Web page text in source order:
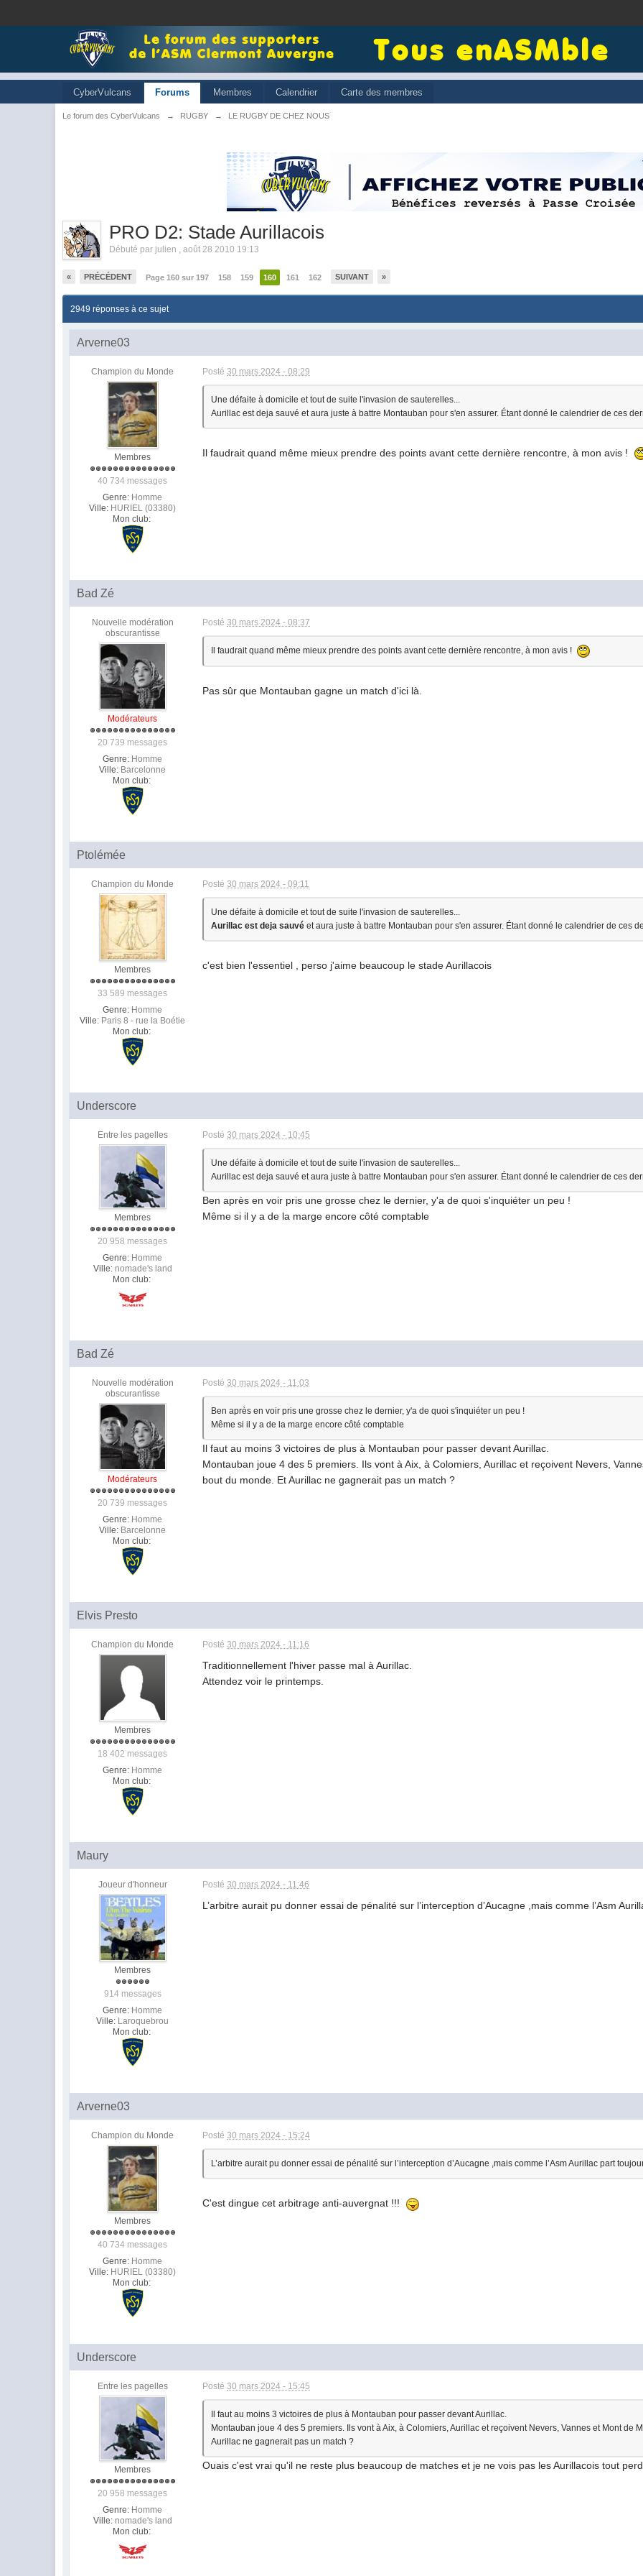
CyberVulcans Forums Membres Calendrier Carte des membres
Le forum des CyberVulcans → RUGBY → LE RUGBY DE CHEZ NOUS
PRO D2: Stade Aurillacois
Débuté par julien ,août 28 2010 19:13
« PRÉCÉDENT Page 160 sur 197 158 159 160 161 162 SUIVANT »
2949 réponses à ce sujet
Arverne03
Champion du Monde
Membres
40 734 messages
Genre: Homme
Ville: HURIEL (03380)
Mon club:
Posté30 mars 2024 - 08:29
Une défaite à domicile et tout de suite l'invasion de sauterelles...
Aurillac est deja sauvé et aura juste à battre Montauban pour s'en assurer. Étant donné le calendrier de ces
Il faudrait quand même mieux prendre des points avant cette dernière rencontre, à mon avis !
Bad Zé
Nouvelle modération
obscurantisse
Modérateurs
20 739 messages
Genre: Homme
Ville: Barcelonne
Mon club:
Posté30 mars 2024 - 08:37
Il faudrait quand même mieux prendre des points avant cette dernière rencontre, à mon avis !
Pas sûr que Montauban gagne un match d'ici là.
Ptolémée
Champion du Monde
Membres
33 589 messages
Genre: Homme
Ville: Paris 8 - rue la Boétie
Mon club:
Posté30 mars 2024 - 09:11
Une défaite à domicile et tout de suite l'invasion de sauterelles...
Aurillac est deja sauvéet aura juste à battre Montauban pour s'en assurer. Étant donné le calendrier de ces
c'est bien l'essentiel , perso j'aime beaucoup le stade Aurillacois
Underscore
Entre les pagelles
Membres
20 958 messages
Genre: Homme
Ville: nomade's land
Mon club:
Posté30 mars 2024 - 10:45
Une défaite à domicile et tout de suite l'invasion de sauterelles...
Aurillac est deja sauvé et aura juste à battre Montauban pour s'en assurer. Étant donné le calendrier de ces
Ben après en voir pris une grosse chez le dernier, y'a de quoi s'inquiéter un peu !
Même si il y a de la marge encore côté comptable
Bad Zé
Nouvelle modération
obscurantisse
Modérateurs
20 739 messages
Genre: Homme
Ville: Barcelonne
Mon club:
Posté30 mars 2024 - 11:03
Ben après en voir pris une grosse chez le dernier, y'a de quoi s'inquiéter un peu !
Même si il y a de la marge encore côté comptable
Il faut au moins 3 victoires de plus à Montauban pour passer devant Aurillac.
Montauban joue 4 des 5 premiers. Ils vont à Aix, à Colomiers, Aurillac et reçoivent Nevers,
bout du monde. Et Aurillac ne gagnerait pas un match ?
Elvis Presto
Champion du Monde
Membres
18 402 messages
Genre: Homme
Mon club:
Posté30 mars 2024 - 11:16
Traditionnellement l'hiver passe mal à Aurillac.
Attendez voir le printemps.
Maury
Joueur d'honneur
Membres
914 messages
Genre: Homme
Ville: Laroquebrou
Mon club:
Posté30 mars 2024 - 11:46
L’arbitre aurait pu donner essai de pénalité sur l’interception d’Aucagne ,mais comme l’Asm
Arverne03
Champion du Monde
Membres
40 734 messages
Genre: Homme
Ville: HURIEL (03380)
Mon club:
Posté30 mars 2024 - 15:24
L’arbitre aurait pu donner essai de pénalité sur l’interception d’Aucagne ,mais comme l’Asm Aurillac part
C'est dingue cet arbitrage anti-auvergnat !!!
Underscore
Entre les pagelles
Membres
20 958 messages
Genre: Homme
Ville: nomade's land
Mon club:
Posté30 mars 2024 - 15:45
Il faut au moins 3 victoires de plus à Montauban pour passer devant Aurillac.
Montauban joue 4 des 5 premiers. Ils vont à Aix, à Colomiers, Aurillac et reçoivent Nevers, Vannes et Mont de
Aurillac ne gagnerait pas un match ?
Ouais c'est vrai qu'il ne reste plus beaucoup de matches et je ne vois pas les Aurillacois tout